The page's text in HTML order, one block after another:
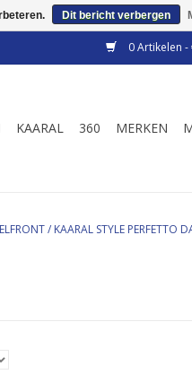
0 Artikelen -
KAARAL 360 MERKEN
/ KAARAL STYLE PERFETTO
Dit bericht verbergen